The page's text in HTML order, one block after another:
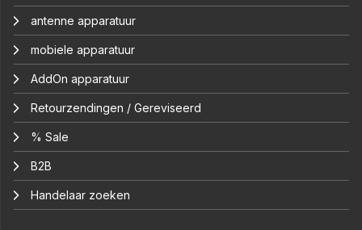
antenne apparatuur
mobiele apparatuur
AddOn apparatuur
Retourzendingen / Gereviseerd
% Sale
B2B
Handelaar zoeken